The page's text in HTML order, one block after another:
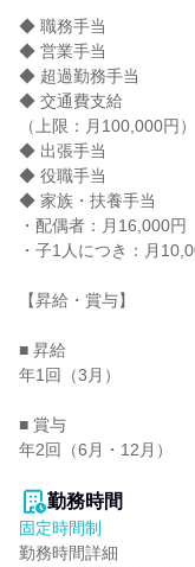
◆ 職務手当
◆ 営業手当
◆ 超過勤務手当
◆ 交通費支給
（上限：月100,000円）
◆ 出張手当
◆ 役職手当
◆ 家族・扶養手当
・配偶者：月16,000円
・子1人につき：月
【昇給・賞与】
■ 昇給
年1回（3月）
■ 賞与
年2回（6月・12月）
勤務時間
固定時間制
勤務時間詳細